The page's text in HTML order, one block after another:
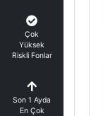
Çok
Yüksek
Riskli Fonlar
Son 1 Ayda
En Çok